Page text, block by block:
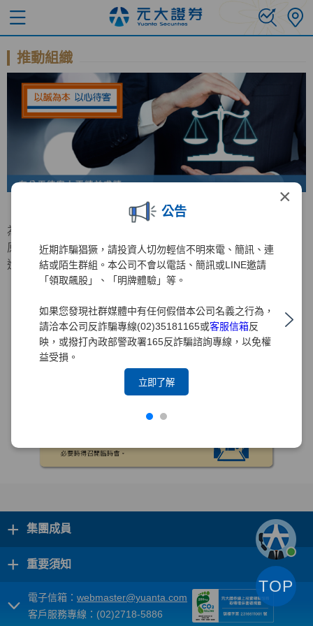
×
公告
近期詐騙猖獗，請投資人切勿輕信不明來電、簡訊、連
結或陌生群組。本公司不會以電話、簡訊或LINE邀請
「領取飆股」、「明牌體驗」等。
如果您發現社群媒體中有任何假借本公司名義之行為，
請洽本公司反詐騙專線(02)35181165或客服信箱反
映，或撥打內政部警政署165反詐騙諮詢專線，以免權
益受損。
立即了解
推動組織
為持續增進公平待客原則之推行，元大證券特成立公平待客
原則推行委員會，負責公平待客相關事務之規劃與檢討及精
進計畫之推動。
+ 集團成員
+ 重要須知
電子信箱： webmaster@yuanta.com
客戶服務專線：(02)2718-5886
TOP